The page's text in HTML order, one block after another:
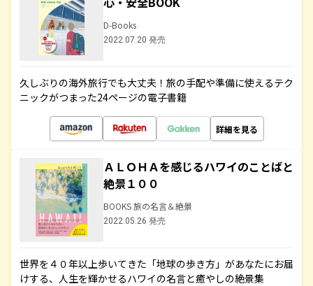
D-Books
2022.07.20 発売
久しぶりの海外旅行でも大丈夫！旅の手配や準備に使えるテク
ニックがつまった24ページの電子書籍
詳細を見る
ＡＬＯＨＡを感じるハワイのことばと
絶景１００
BOOKS 旅の名言＆絶景
2022.05.26 発売
世界を４０年以上歩いてきた「地球の歩き方」があなたにお届
けする、人生を輝かせるハワイの名言と癒やしの絶景集